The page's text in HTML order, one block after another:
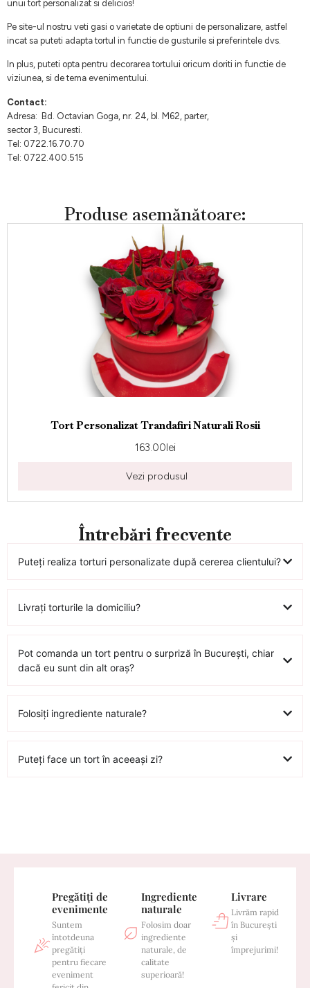
unui tort personalizat si delicios!
Pe site-ul nostru veti gasi o varietate de optiuni de personalizare, astfel
incat sa puteti adapta tortul in functie de gusturile si preferintele dvs.
In plus, puteti opta pentru decorarea tortului oricum doriti in functie de
viziunea, si de tema evenimentului.
Contact:
Adresa: Bd. Octavian Goga, nr. 24, bl. M62, parter,
sector 3, Bucuresti.
Tel: 0722.16.70.70
Tel: 0722.400.515
Produse asemănătoare:
Tort Personalizat Trandafiri Naturali Rosii
163.00lei
Vezi produsul
Întrebări frecvente
Puteți realiza torturi personalizate după cererea clientului?
Livrați torturile la domiciliu?
Pot comanda un tort pentru o surpriză în București, chiar
dacă eu sunt din alt oraș?
Folosiți ingrediente naturale?
Puteți face un tort în aceeași zi?
Pregătiți de
evenimente
Suntem
întotdeuna
pregătiți
pentru fiecare
eveniment
Ingrediente
naturale
Folosim doar
ingrediente
naturale, de
calitate
superioară!
Livrare
Livrăm rapid
în București
și
împrejurimi!